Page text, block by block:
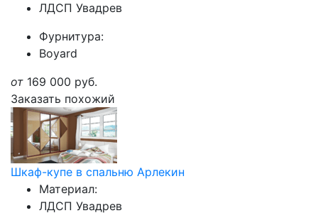
ЛДСП Увадрев
Фурнитура:
Boyard
от 169 000 руб.
Заказать похожий
Шкаф-купе в спальню Арлекин
Материал:
ЛДСП Увадрев